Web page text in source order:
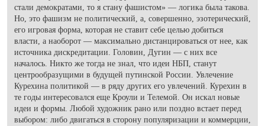
стали демократами, то я стану фашистом» — логика была такова.
Но, это фашизм не политический, а, совершенно, эзотерический,
его игровая форма, которая не ставит себе целью добиться
власти, а наоборот — максимально дистанцироваться от нее, как
источника дискредитации. Головин, Дугин — с них все
началось. Никто же тогда не знал, что идеи НБП, станут
центрообразущими в будущей путинской России. Увлечение
Курехина политикой — в ряду других его увлечений. Курехин в
те годы интересовался еще Кроули и Телемой. Он искал новые
идеи и формы. Любой художник рано или поздно встает перед
выбором: либо двигаться в сторону популяризации и коммерции,